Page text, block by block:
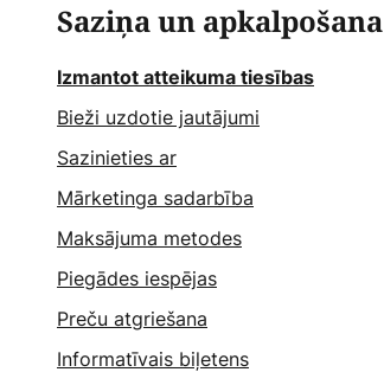
Saziņa un apkalpošana
Izmantot atteikuma tiesības
Bieži uzdotie jautājumi
Sazinieties ar
Mārketinga sadarbība
Maksājuma metodes
Piegādes iespējas
Preču atgriešana
Informatīvais biļetens